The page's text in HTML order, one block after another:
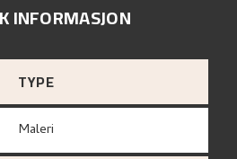
INFORMASJON
TYPE
Maleri